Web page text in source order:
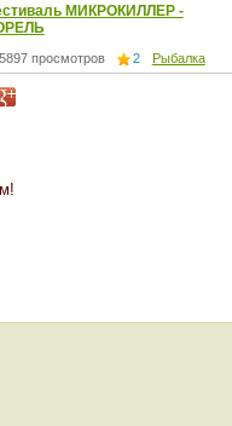
МИКРОКИЛЛЕР -
5897 просмотров 2 Рыбалка